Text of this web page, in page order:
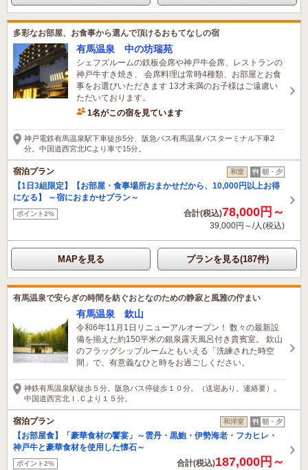
多彩なお部屋、お食事から選んで頂けるおもてなしの宿
有馬温泉 中の坊瑞苑
シェフズルームの鉄板会席や神戸牛会席、レストランの
神戸牛すき焼き、 会席料理は常時4種類、お部屋とお食
事をお選びいただきます 13才未満のお子様はご遠慮い
ただいております。
1名がこの宿を見ています
神戸電鉄有馬温泉駅下車徒歩5分、阪急バス有馬温泉バスターミナル下車2
分。中国道西宮北ICより車で15分。
宿泊プラン 和室 朝・夕
【1日3組限定】【お部屋・食事場所おまかせだから、10,000円以上お得
になる】 ～宿におまかせプラン～
ポイント2% 合計(税込)78,000円～
39,000円～/人(税込)
MAPを見る プランを見る(187件)
有馬温泉で安らぎの時間を紡ぐおとなのための静寂と風雅の佇まい
有馬温泉 欽山
令和6年11月1日リニューアルオープン！ 数々の最新設
備を揃えた約150平米の銀泉露天風呂付き貴賓室。 欽山
のフラッグシップルームともいえる「洗練された時空
間」で、有意義なひと時をお過ごしください。
神鉄有馬温泉駅徒歩５分。阪急バス停徒歩１０分。（送迎あり。連絡要）。
中国道西宮北Ｉ.Ｃより１５分。
宿泊プラン 和洋室 朝・夕
【お部屋食】「豪華食材の饗宴」～雲丹・黒鮑・伊勢海老・フカヒレ・
神戸牛と豪華食材を使用した懐石～
ポイント2% 合計(税込)187,000円～